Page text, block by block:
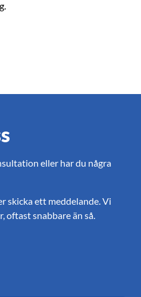
eller har du några
skicka ett meddelande. Vi
oftast snabbare än så.